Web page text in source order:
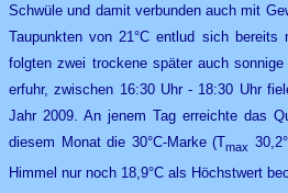
Schwüle und damit verbunden auch mit
Taupunkten von 21°C entlud sich
folgten zwei trockene später auch
erfuhr, zwischen 16:30 Uhr - 18:30 Uhr
Jahr 2009. An jenem Tag erreichte das
diesem Monat die 30°C-Marke (Tmax
Himmel nur noch 18,9°C als Höchstwert